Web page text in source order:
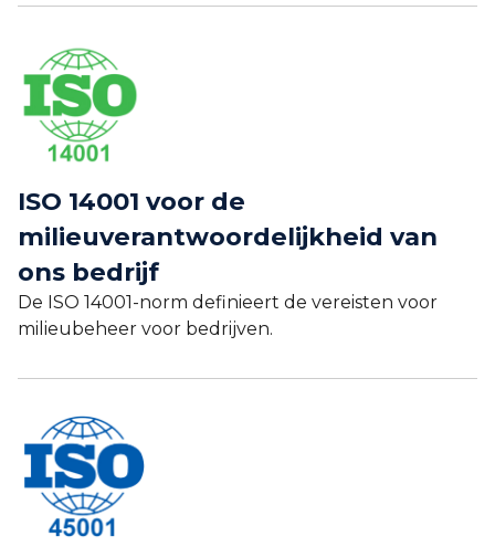
ISO 14001 voor de
milieuverantwoordelijkheid van
ons bedrijf
De ISO 14001-norm definieert de vereisten voor
milieubeheer voor bedrijven.